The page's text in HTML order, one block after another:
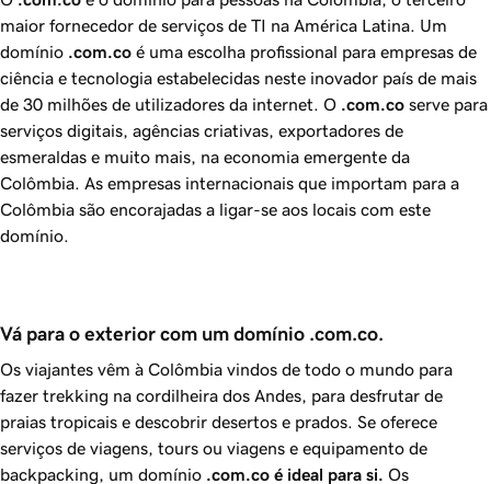
maior fornecedor de serviços de TI na América Latina. Um
domínio .com.co é uma escolha profissional para empresas de
ciência e tecnologia estabelecidas neste inovador país de mais
de 30 milhões de utilizadores da internet. O .com.co serve para
serviços digitais, agências criativas, exportadores de
esmeraldas e muito mais, na economia emergente da
Colômbia. As empresas internacionais que importam para a
Colômbia são encorajadas a ligar-se aos locais com este
domínio.
Vá para o exterior com um domínio .com.co.
Os viajantes vêm à Colômbia vindos de todo o mundo para
fazer trekking na cordilheira dos Andes, para desfrutar de
praias tropicais e descobrir desertos e prados. Se oferece
serviços de viagens, tours ou viagens e equipamento de
backpacking, um domínio .com.co é ideal para si. Os